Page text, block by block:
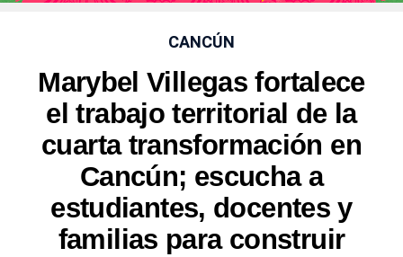
CANCÚN
Marybel Villegas fortalece
el trabajo territorial de la
cuarta transformación en
Cancún; escucha a
estudiantes, docentes y
familias para construir